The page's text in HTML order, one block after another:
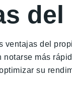
ventajas del
notarse más
su